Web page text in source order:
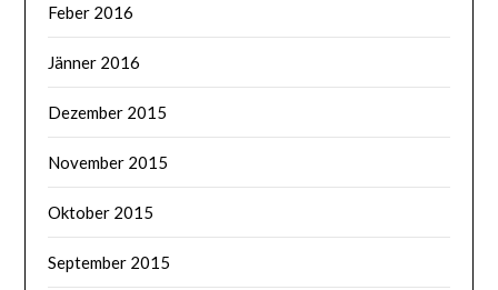
Feber 2016
Jänner 2016
Dezember 2015
November 2015
Oktober 2015
September 2015